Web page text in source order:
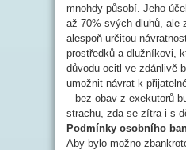
mnohdy působí. Jeho
až 70% svých dluhů, ale
alespoň určitou
prostředků a dlužníkovi,
důvodu ocitl ve zdánlivě
umožnit návrat k
– bez obav z exekutorů
strachu, zda se zítra i s
Podmínky osobního
Aby bylo možno